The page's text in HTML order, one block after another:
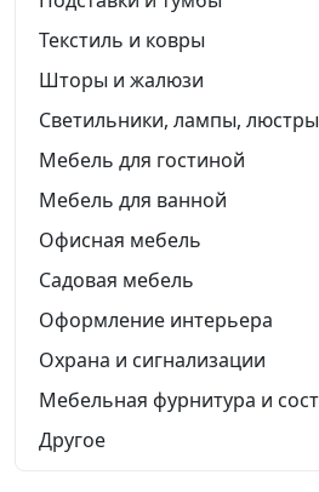
Текстиль и ковры
Шторы и жалюзи
Светильники, лампы, люстры
Мебель для гостиной
Мебель для ванной
Офисная мебель
Садовая мебель
Оформление интерьера
Охрана и сигнализации
Мебельная фурнитура и
Другое